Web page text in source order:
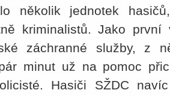
několik jednotek
kriminalistů. Jako
záchranné služby, z
minut už na pomoc
Hasiči SŽDC